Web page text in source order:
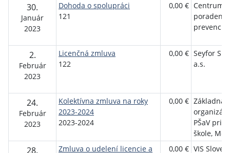
30.
Január
2023
Dohoda o spolupráci
121
0,00 € Centrum
prevencie
2.
Február
2023
Licenčná zmluva
122
0,00 € Seyfor
a.s.
24.
Február
2023
Kolektívna zmluva na roky
2023-2024
2023-2024
0,00 € Základná
PŠaV pri
škole,
28. Zmluva o udelení licencie a 0,00 € VIS